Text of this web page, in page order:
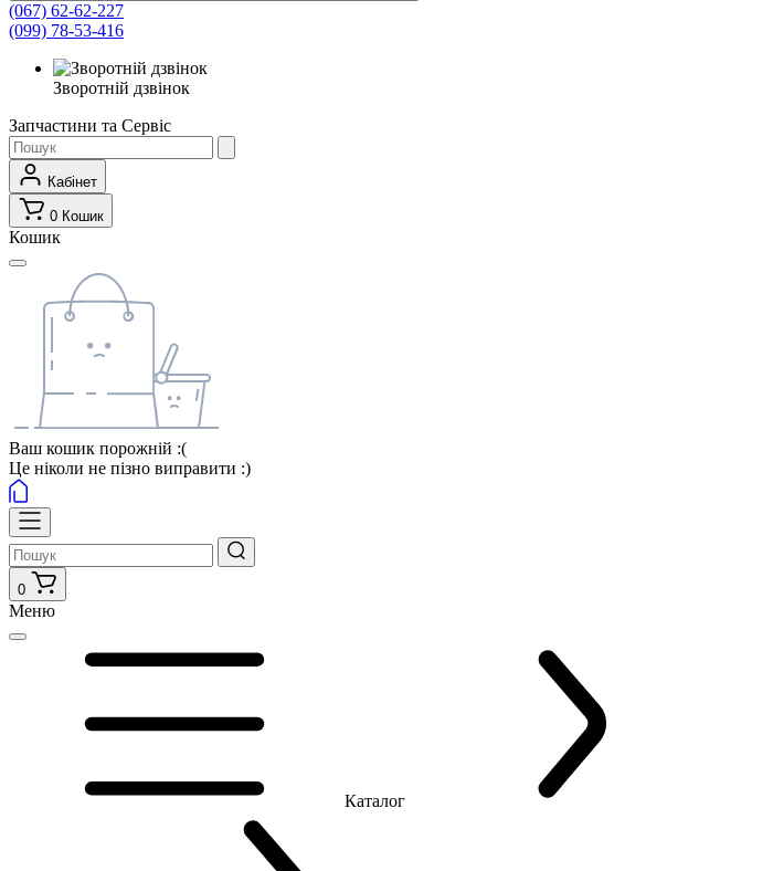
(067) 62-62-227
(099) 78-53-416
Зворотній дзвінок
Запчастини та Сервіс
Кабінет
0 Кошик
Кошик
Ваш кошик порожній :(
Це ніколи не пізно виправити :)
0
Меню
Каталог